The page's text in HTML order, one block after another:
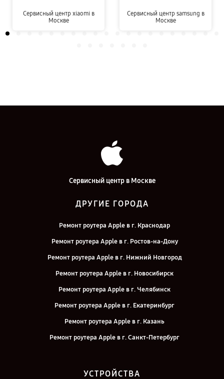
Сервисный центр xiaomi в
Москве
Сервисный центр samsung в
Москве
Сервисный центр в Москве
ДРУГИЕ ГОРОДА
Ремонт роутера Apple в г. Краснодар
Ремонт роутера Apple в г. Ростов-на-Дону
Ремонт роутера Apple в г. Нижний Новгород
Ремонт роутера Apple в г. Новосибирск
Ремонт роутера Apple в г. Челябинск
Ремонт роутера Apple в г. Екатеринбург
Ремонт роутера Apple в г. Казань
Ремонт роутера Apple в г. Санкт-Петербург
УСТРОЙСТВА